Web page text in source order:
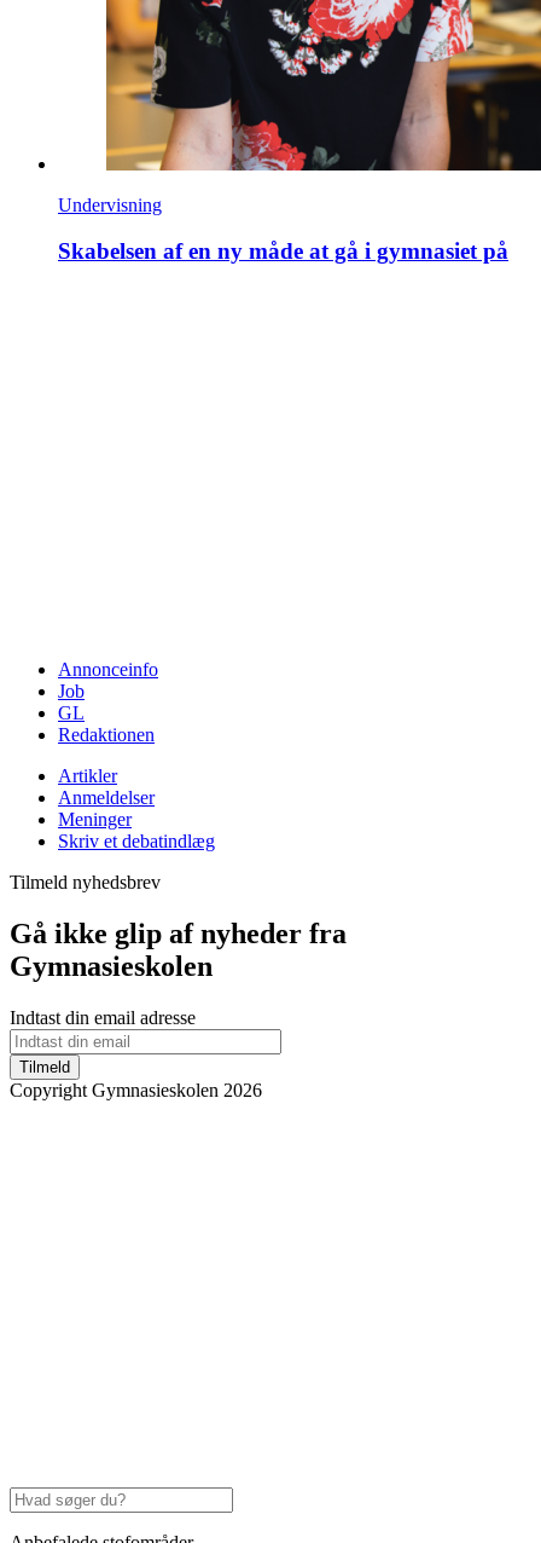
Undervisning
Skabelsen af en ny måde at gå i gymnasiet på
Annonceinfo
Job
GL
Redaktionen
Artikler
Anmeldelser
Meninger
Skriv et debatindlæg
Tilmeld nyhedsbrev
Gå ikke glip af nyheder fra
Gymnasieskolen
Indtast din email adresse
Tilmeld
Copyright Gymnasieskolen 2026